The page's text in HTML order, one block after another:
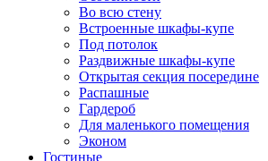
Во всю стену
Встроенные шкафы-купе
Под потолок
Раздвижные шкафы-купе
Открытая секция посередине
Распашные
Гардероб
Для маленького помещения
Эконом
Гостиные